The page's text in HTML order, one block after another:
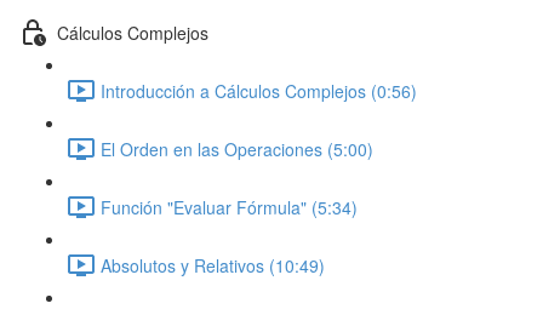
Cálculos Complejos
Introducción a Cálculos Complejos (0:56)
El Orden en las Operaciones (5:00)
Función "Evaluar Fórmula" (5:34)
Absolutos y Relativos (10:49)